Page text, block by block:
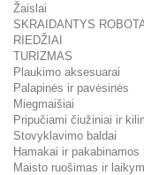
Žaislai
SKRAIDANTYS
RIEDŽIAI
TURIZMAS
Plaukimo aksesuarai
Palapinės ir pavėsinės
Miegmaišiai
Pripučiami čiužiniai ir
Stovyklavimo baldai
Hamakai ir pakabinamos
Maisto ruošimas ir